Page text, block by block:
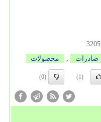
3205
صادرات محصولات
(1)
(0)